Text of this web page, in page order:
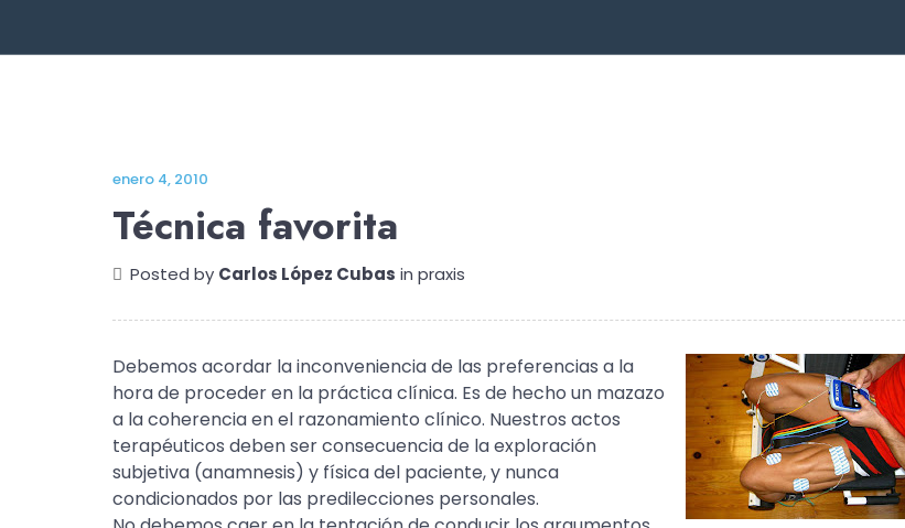
enero 4, 2010
Técnica favorita
Posted by Carlos López Cubas in praxis
Debemos acordar la inconveniencia de las preferencias a la
hora de proceder en la práctica clínica. Es de hecho un mazazo
a la coherencia en el razonamiento clínico. Nuestros actos
terapéuticos deben ser consecuencia de la exploración
subjetiva (anamnesis) y física del paciente, y nunca
condicionados por las predilecciones personales.